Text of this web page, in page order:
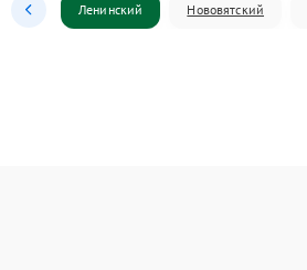
Ленинский Нововятский